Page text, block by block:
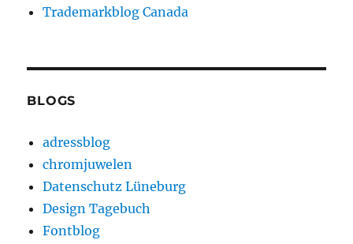
Trademarkblog Canada
BLOGS
adressblog
chromjuwelen
Datenschutz Lüneburg
Design Tagebuch
Fontblog